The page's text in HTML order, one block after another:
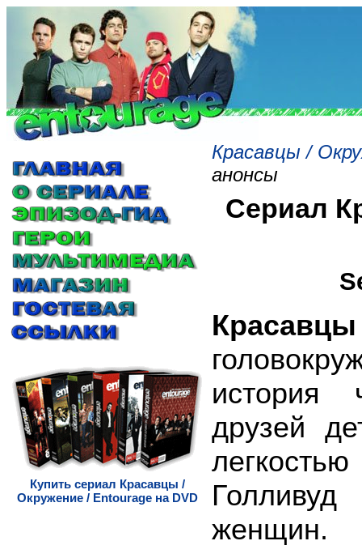
Купить сериал Красавцы /
Окружение / Entourage на DVD
Красавцы /
анонсы
Сериал
история
друзей
женщин.